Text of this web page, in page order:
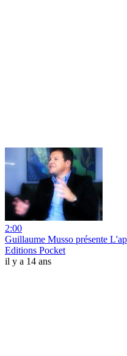
2:00
Guillaume Musso présente
Editions Pocket
il y a 14 ans